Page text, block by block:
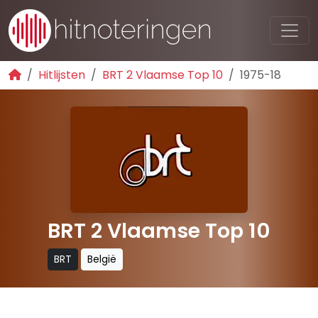
Hitlijsten BRT 2 Vlaamse Top 10 1975-18
BRT 2 Vlaamse Top 10
BRT België